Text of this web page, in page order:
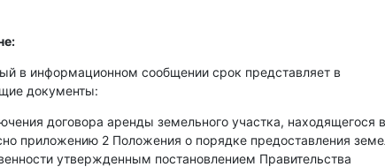
в информационном сообщении срок представляет в
документы:
договора аренды земельного участка, находящегося в
приложению 2 Положения о порядке предоставления
утвержденным постановлением Правительства